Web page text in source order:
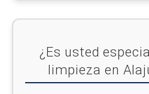
¿Es usted
limpieza en